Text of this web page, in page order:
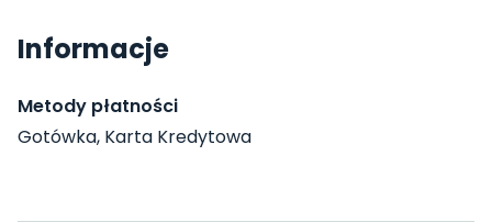
Informacje
Metody płatności
Gotówka, Karta Kredytowa